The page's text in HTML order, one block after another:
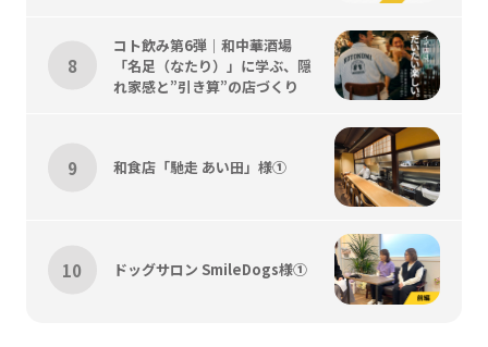
コト飲み第6弾｜和中華酒場
「名足（なたり）」に学ぶ、隠
れ家感と”引き算”の店づくり
和食店「馳走 あい田」様①
ドッグサロン SmileDogs様①